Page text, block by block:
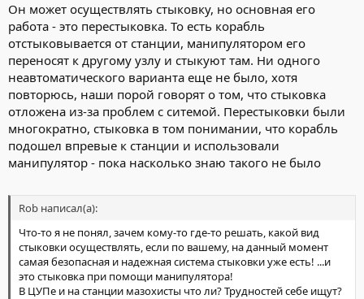
Он может осуществлять стыковку, но основная его
работа - это перестыковка. То есть корабль
отстыковывается от станции, манипулятором его
переносят к другому узлу и стыкуют там. Ни одного
неавтоматического варианта еще не было, хотя
повторюсь, наши порой говорят о том, что стыковка
отложена из-за проблем с ситемой. Перестыковки были
многократно, стыковка в том понимании, что корабль
подошел впревые к станции и использовали
манипулятор - пока насколько знаю такого не было
Rob написал(а):
Что-то я не понял, зачем кому-то где-то решать, какой вид
стыковки осуществлять, если по вашему, на данный момент
самая безопасная и надежная система стыковки уже есть! ...и
это стыковка при помощи манипулятора!
В ЦУПе и на станции мазохисты что ли? Трудностей себе ищут?